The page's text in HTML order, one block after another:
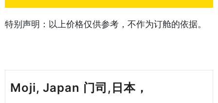
特别声明：以上价格仅供参考，不作为订舱的依据。
Moji, Japan 门司,日本，